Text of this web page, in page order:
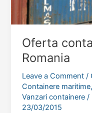
Oferta
Romania
Leave a Comment /
Containere maritime,
Vanzari containere /
23/03/2015